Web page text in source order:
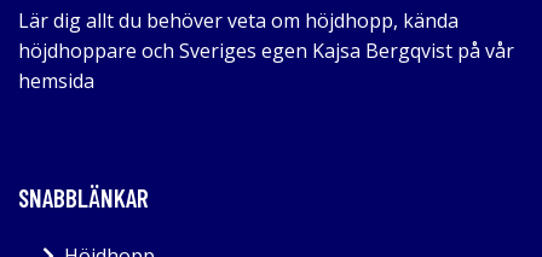
Lär dig allt du behöver veta om höjdhopp, kända
höjdhoppare och Sveriges egen Kajsa Bergqvist på vår
hemsida
SNABBLÄNKAR